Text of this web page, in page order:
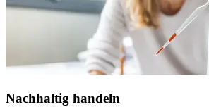
Nachhaltig handeln